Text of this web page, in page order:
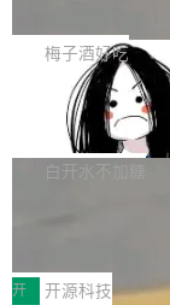
提交的编辑请求也
pedia 于去年底上
容的百科平台，被
维基百科的替代方
热门页面还是低关
是这样的：配
声明
erceptor…五六步
本。 Solon 换了个
梅子酒好吃
Apache Doris
支持 UPDATE、
erg V3
Apache Doris 4.1
半。在已有查询能
常维护操作，并完
白开水不加糖
村国家自主创新示
开 开源科技